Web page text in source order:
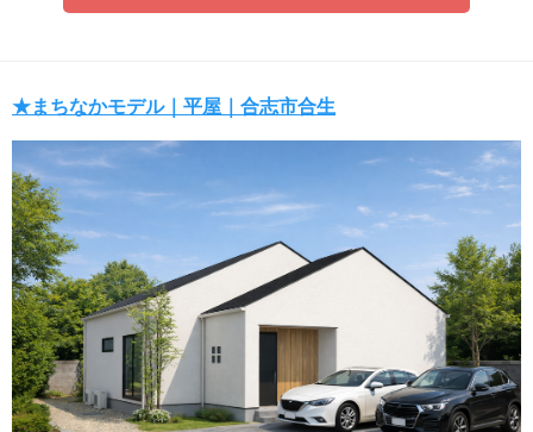
★まちなかモデル｜平屋｜合志市合生